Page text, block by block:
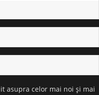
asupra celor mai noi și mai